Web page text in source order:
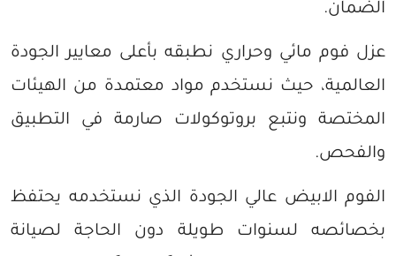
الضمان.
عزل فوم مائي وحراري نطبقه بأعلى معايير الجودة
العالمية، حيث نستخدم مواد معتمدة من الهيئات
المختصة ونتبع بروتوكولات صارمة في التطبيق
والفحص.
الفوم الابيض عالي الجودة الذي نستخدمه يحتفظ
بخصائصه لسنوات طويلة دون الحاجة لصيانة